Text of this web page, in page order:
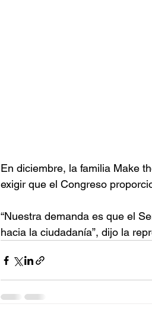
En diciembre, la familia Make
exigir que el Congreso
“Nuestra demanda es que el
hacia la ciudadanía”, dijo la